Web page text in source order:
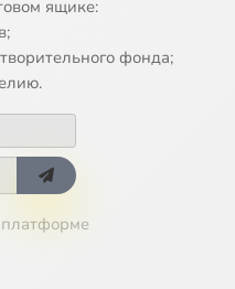
ящике:
фонда;